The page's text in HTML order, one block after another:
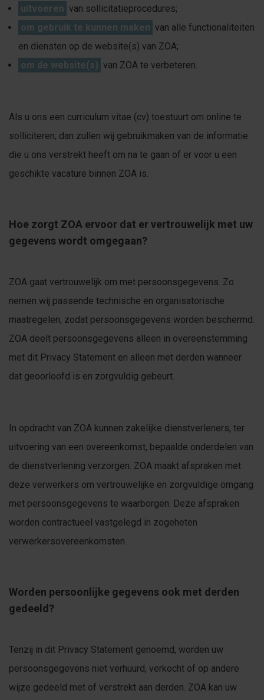
uitvoeren van sollicitatieprocedures;
om gebruik te kunnen maken van alle functionaliteiten
en diensten op de website(s) van ZOA;
om de website(s) van ZOA te verbeteren.
Als u ons een curriculum vitae (cv) toestuurt om online te
solliciteren, dan zullen wij gebruikmaken van de informatie
die u ons verstrekt heeft om na te gaan of er voor u een
geschikte vacature binnen ZOA is.
Hoe zorgt ZOA ervoor dat er vertrouwelijk met uw
gegevens wordt omgegaan?
ZOA gaat vertrouwelijk om met persoonsgegevens. Zo
nemen wij passende technische en organisatorische
maatregelen, zodat persoonsgegevens worden beschermd.
ZOA deelt persoonsgegevens alleen in overeenstemming
met dit Privacy Statement en alleen met derden wanneer
dat geoorloofd is en zorgvuldig gebeurt.
In opdracht van ZOA kunnen zakelijke dienstverleners, ter
uitvoering van een overeenkomst, bepaalde onderdelen van
de dienstverlening verzorgen. ZOA maakt afspraken met
deze verwerkers om vertrouwelijke en zorgvuldige omgang
met persoonsgegevens te waarborgen. Deze afspraken
worden contractueel vastgelegd in zogeheten
verwerkersovereenkomsten.
Worden persoonlijke gegevens ook met derden
gedeeld?
Tenzij in dit Privacy Statement genoemd, worden uw
persoonsgegevens niet verhuurd, verkocht of op andere
wijze gedeeld met of verstrekt aan derden. ZOA kan uw